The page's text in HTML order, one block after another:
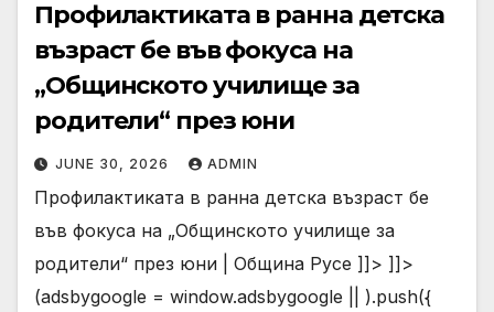
Профилактиката в ранна детска
възраст бе във фокуса на
„Общинското училище за
родители“ през юни
JUNE 30, 2026 ADMIN
Профилактиката в ранна детска възраст бе
във фокуса на „Общинското училище за
родители“ през юни | Община Русе ]]> ]]>
(adsbygoogle = window.adsbygoogle || ).push({